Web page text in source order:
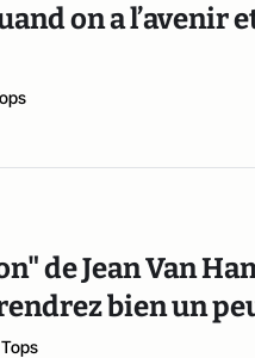
on a l’avenir
de Jean Van
bien un